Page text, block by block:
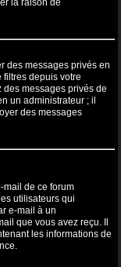
la raison de
des messages privés en
depuis votre
des messages privés de
un administrateur ; il
des messages
mail de ce forum
utilisateurs qui
e-mail à un
que vous avez reçu. Il
les informations de